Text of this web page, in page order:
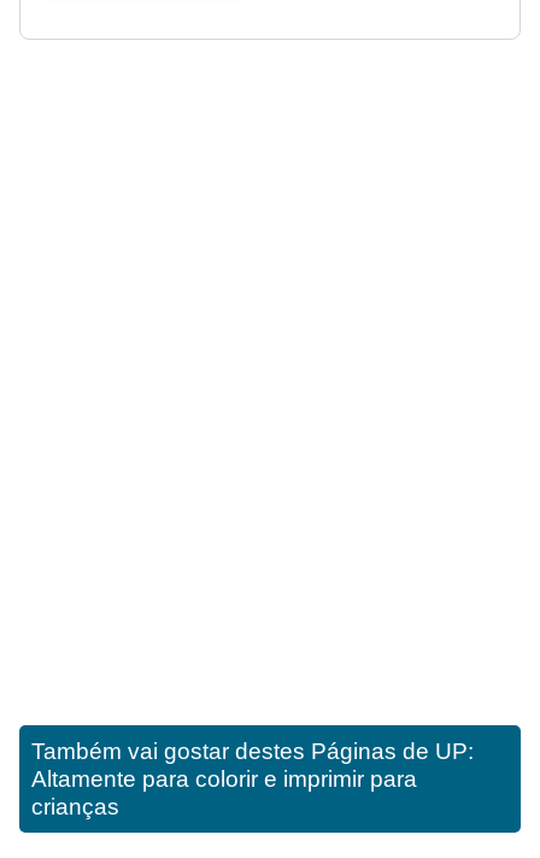
Também vai gostar destes Páginas de UP:
Altamente para colorir e imprimir para
crianças